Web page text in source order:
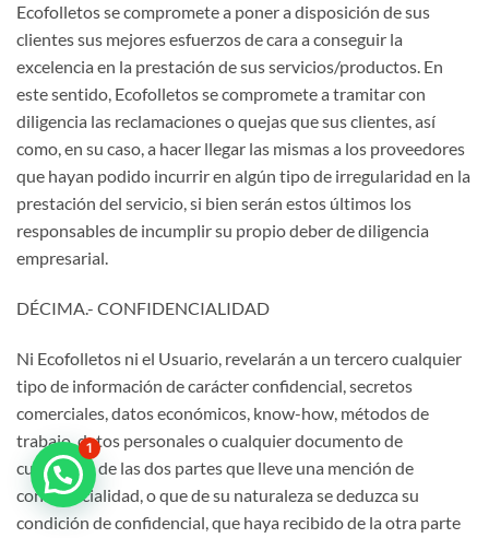
Ecofolletos se compromete a poner a disposición de sus
clientes sus mejores esfuerzos de cara a conseguir la
excelencia en la prestación de sus servicios/productos. En
este sentido, Ecofolletos se compromete a tramitar con
diligencia las reclamaciones o quejas que sus clientes, así
como, en su caso, a hacer llegar las mismas a los proveedores
que hayan podido incurrir en algún tipo de irregularidad en la
prestación del servicio, si bien serán estos últimos los
responsables de incumplir su propio deber de diligencia
empresarial.
DÉCIMA.- CONFIDENCIALIDAD
Ni Ecofolletos ni el Usuario, revelarán a un tercero cualquier
tipo de información de carácter confidencial, secretos
comerciales, datos económicos, know-how, métodos de
trabajo, datos personales o cualquier documento de
cualquiera de las dos partes que lleve una mención de
confidencialidad, o que de su naturaleza se deduzca su
condición de confidencial, que haya recibido de la otra parte
1